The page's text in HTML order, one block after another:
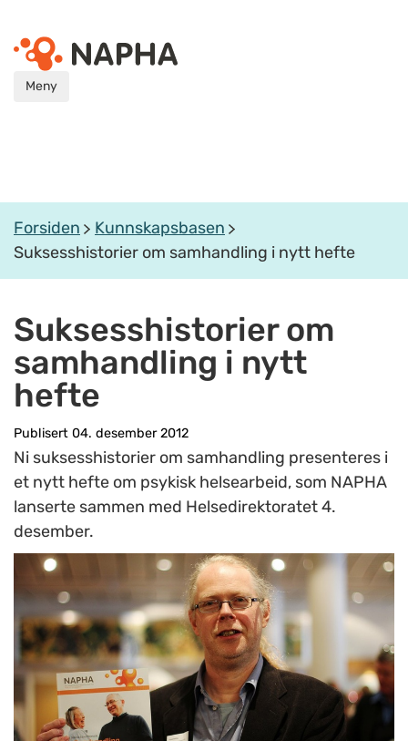
Meny
Forsiden
Kunnskapsbasen
Suksesshistorier om samhandling i nytt hefte
Suksesshistorier om
samhandling i nytt
hefte
Publisert 04. desember 2012
Ni suksesshistorier om samhandling presenteres i
et nytt hefte om psykisk helsearbeid, som NAPHA
lanserte sammen med Helsedirektoratet 4.
desember.